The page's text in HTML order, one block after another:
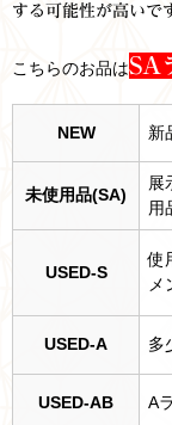
する可能性が高いで
こちらのお品はSA
NEW 新
未使用品(SA)
展
用
USED-S
使
USED-A 多
USED-AB A